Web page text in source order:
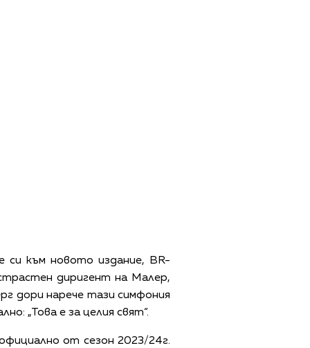
си към новото издание, BR-
диригент на Малер,
дори нарече тази симфония
„Това е за целия свят“.
от сезон 2023/24г.